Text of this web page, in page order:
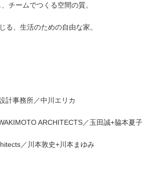
チームでつくる空間の質。
る、生活のための自由な家。
計事務所／中川エリカ
ARCHITECTS／玉田誠+脇本夏子
／川本敦史+川本まゆみ